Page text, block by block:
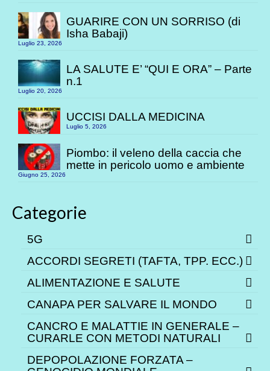
GUARIRE CON UN SORRISO (di
Isha Babaji)
Luglio 23, 2026
LA SALUTE E’ “QUI E ORA” – Parte
n.1
Luglio 20, 2026
UCCISI DALLA MEDICINA
Luglio 5, 2026
Piombo: il veleno della caccia che
mette in pericolo uomo e ambiente
Giugno 25, 2026
Categorie
5G
ACCORDI SEGRETI (TAFTA, TPP. ECC.)
ALIMENTAZIONE E SALUTE
CANAPA PER SALVARE IL MONDO
CANCRO E MALATTIE IN GENERALE –
CURARLE CON METODI NATURALI
DEPOPOLAZIONE FORZATA –